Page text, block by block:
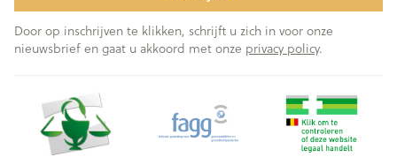
Door op inschrijven te klikken, schrijft u zich in voor onze
nieuwsbrief en gaat u akkoord met onze privacy policy.